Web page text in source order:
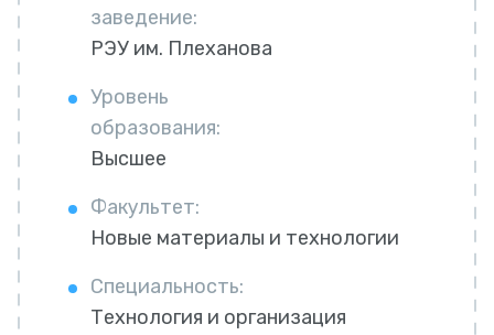
заведение:
РЭУ им. Плеханова
Уровень
образования:
Высшее
Факультет:
Новые материалы и технологии
Специальность:
Технология и организация